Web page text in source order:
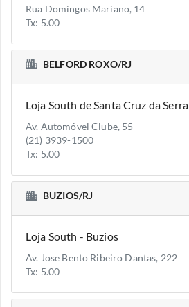
Rua Domingos Mariano, 14
Tx: 5.00
BELFORD ROXO/RJ
Loja South de Santa Cruz da Serra
Av. Automóvel Clube, 55
(21) 3939-1500
Tx: 5.00
BUZIOS/RJ
Loja South - Buzios
Av. Jose Bento Ribeiro Dantas, 222
Tx: 5.00